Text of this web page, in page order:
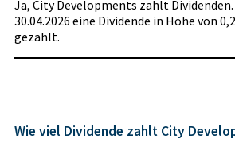
Ja, City Developments zahlt
30.04.2026 eine Dividende in Höhe von
gezahlt.
Wie viel Dividende zahlt City